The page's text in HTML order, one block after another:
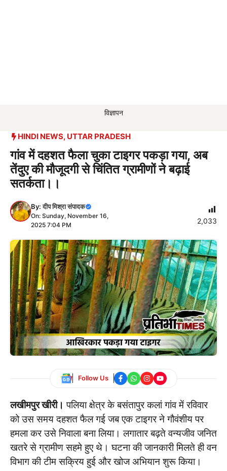
विज्ञापन
HINDI NEWS, UTTAR PRADESH
गांव में दहशत फैला चुका टाइगर पकड़ा गया, अब
तेंदुए की मौजूदगी से चिंतित ग्रामीणों ने बढ़ाई
सतर्कता।।
By:दीप मिश्रा संपादक
On: Sunday, November 16,
2025 7:04 PM
2,033
Follow Us
लखीमपुर खीरी। पलिया क्षेत्र के बसंतापुर कलां गांव में रविवार
को उस समय दहशत फैल गई जब एक टाइगर ने गौवंशीय पर
हमला कर उसे निवाला बना लिया। लगातार बढ़ते वन्यजीव जनित
खतरे से ग्रामीण सहमे हुए थे। घटना की जानकारी मिलते ही वन
विभाग की टीम सक्रिय हुई और खोज अभियान शुरू किया।